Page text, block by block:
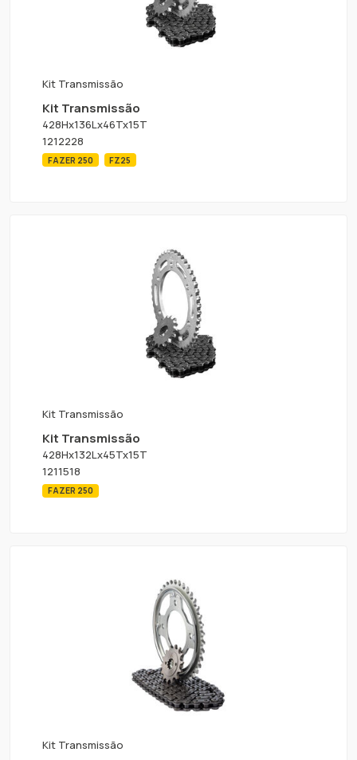
Kit Transmissão
Kit Transmissão
428Hx136Lx46Tx15T
1212228
FAZER 250 FZ25
Kit Transmissão
Kit Transmissão
428Hx132Lx45Tx15T
1211518
FAZER 250
Kit Transmissão